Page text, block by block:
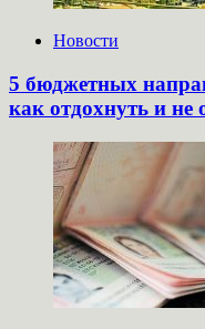
Новости
5 бюджетных
как отдохнуть и не